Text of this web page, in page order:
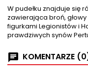
W pudełku znajduje się
zawierająca broń,
figurkami Legionistów i
prawdziwych synów
KOMENTARZE